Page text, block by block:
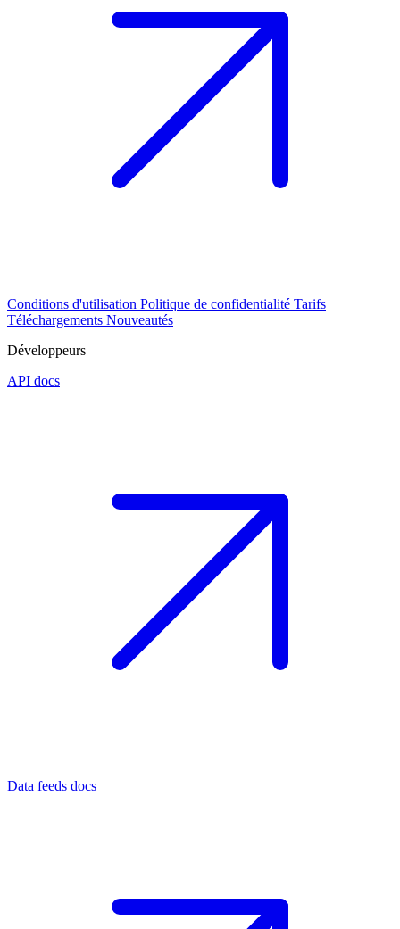
Conditions d'utilisation Politique de confidentialité Tarifs
Téléchargements Nouveautés
Développeurs
API docs
Data feeds docs